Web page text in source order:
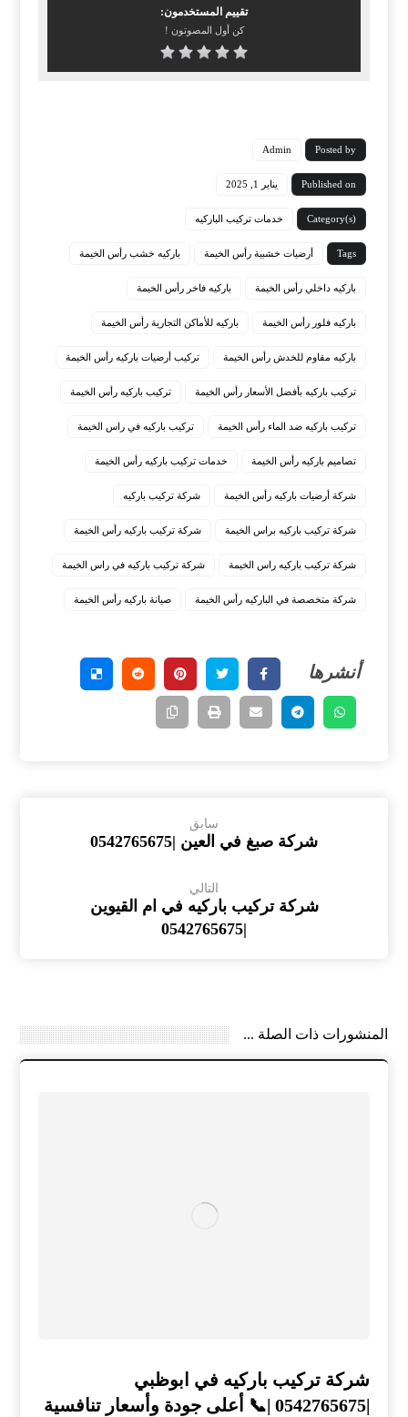
تقييم المستخدمون:
كن أول المصوتون !
Posted by
Admin
Published on يناير 1, 2025
Category(s) خدمات تركيب الباركيه
Tags أرضيات خشبية رأس الخيمة باركيه خشب رأس الخيمة
باركيه داخلي رأس الخيمة باركيه فاخر رأس الخيمة
باركيه فلور رأس الخيمة باركيه للأماكن التجارية رأس الخيمة
باركيه مقاوم للخدش رأس الخيمة تركيب أرضيات باركيه رأس الخيمة
تركيب باركيه بأفضل الأسعار رأس الخيمة تركيب باركيه رأس الخيمة
تركيب باركيه ضد الماء رأس الخيمة تركيب باركيه في راس الخيمة
تصاميم باركيه رأس الخيمة خدمات تركيب باركيه رأس الخيمة
شركة أرضيات باركيه رأس الخيمة شركة تركيب باركيه
شركة تركيب باركيه براس الخيمة شركة تركيب باركيه رأس الخيمة
شركة تركيب باركيه راس الخيمة شركة تركيب باركيه في راس الخيمة
شركة متخصصة في الباركيه رأس الخيمة صيانة باركيه رأس الخيمة
سابق
شركة صبغ في العين |0542765675
التالي
شركة تركيب باركيه في ام القيوين
|0542765675
المنشورات ذات الصلة ...
شركة تركيب باركيه في ابوظبي
|0542765675 |📞 أعلى جودة وأسعار تنافسية